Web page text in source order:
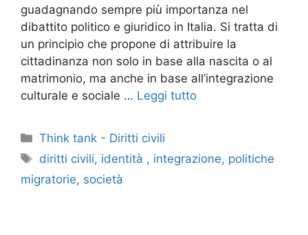
guadagnando sempre più importanza nel
dibattito politico e giuridico in Italia. Si tratta di
un principio che propone di attribuire la
cittadinanza non solo in base alla nascita o al
matrimonio, ma anche in base all’integrazione
culturale e sociale … Leggi tutto
Categorie
Think tank - Diritti civili
Tag
diritti civili, identità , integrazione, politiche
migratorie, società